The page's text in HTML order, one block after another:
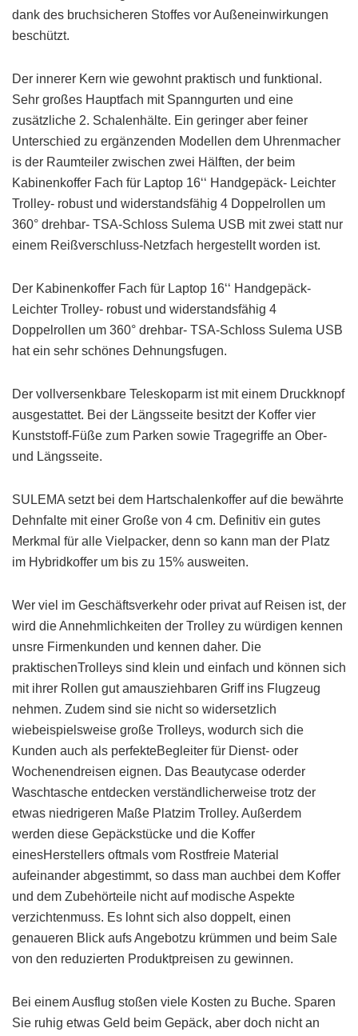
dank des bruchsicheren Stoffes vor Außeneinwirkungen
beschützt.
Der innerer Kern wie gewohnt praktisch und funktional.
Sehr großes Hauptfach mit Spanngurten und eine
zusätzliche 2. Schalenhälte. Ein geringer aber feiner
Unterschied zu ergänzenden Modellen dem Uhrenmacher
is der Raumteiler zwischen zwei Hälften, der beim
Kabinenkoffer Fach für Laptop 16‘‘ Handgepäck- Leichter
Trolley- robust und widerstandsfähig 4 Doppelrollen um
360° drehbar- TSA-Schloss Sulema USB mit zwei statt nur
einem Reißverschluss-Netzfach hergestellt worden ist.
Der Kabinenkoffer Fach für Laptop 16‘‘ Handgepäck-
Leichter Trolley- robust und widerstandsfähig 4
Doppelrollen um 360° drehbar- TSA-Schloss Sulema USB
hat ein sehr schönes Dehnungsfugen.
Der vollversenkbare Teleskoparm ist mit einem Druckknopf
ausgestattet. Bei der Längsseite besitzt der Koffer vier
Kunststoff-Füße zum Parken sowie Tragegriffe an Ober-
und Längsseite.
SULEMA setzt bei dem Hartschalenkoffer auf die bewährte
Dehnfalte mit einer Große von 4 cm. Definitiv ein gutes
Merkmal für alle Vielpacker, denn so kann man der Platz
im Hybridkoffer um bis zu 15% ausweiten.
Wer viel im Geschäftsverkehr oder privat auf Reisen ist, der
wird die Annehmlichkeiten der Trolley zu würdigen kennen
unsre Firmenkunden und kennen daher. Die
praktischenTrolleys sind klein und einfach und können sich
mit ihrer Rollen gut amausziehbaren Griff ins Flugzeug
nehmen. Zudem sind sie nicht so widersetzlich
wiebeispielsweise große Trolleys, wodurch sich die
Kunden auch als perfekteBegleiter für Dienst- oder
Wochenendreisen eignen. Das Beautycase oderder
Waschtasche entdecken verständlicherweise trotz der
etwas niedrigeren Maße Platzim Trolley. Außerdem
werden diese Gepäckstücke und die Koffer
einesHerstellers oftmals vom Rostfreie Material
aufeinander abgestimmt, so dass man auchbei dem Koffer
und dem Zubehörteile nicht auf modische Aspekte
verzichtenmuss. Es lohnt sich also doppelt, einen
genaueren Blick aufs Angebotzu krümmen und beim Sale
von den reduzierten Produktpreisen zu gewinnen.
Bei einem Ausflug stoßen viele Kosten zu Buche. Sparen
Sie ruhig etwas Geld beim Gepäck, aber doch nicht an